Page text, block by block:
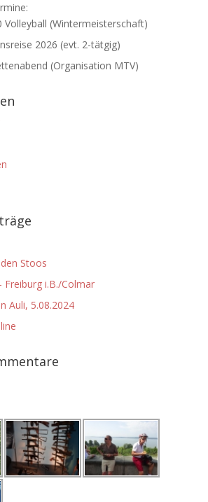
Volleyball (Wintermeisterschaft)
2026 (evt. 2-tätgig)
(Organisation MTV)
Stoos
Freiburg i.B./Colmar
Auli, 5.08.2024